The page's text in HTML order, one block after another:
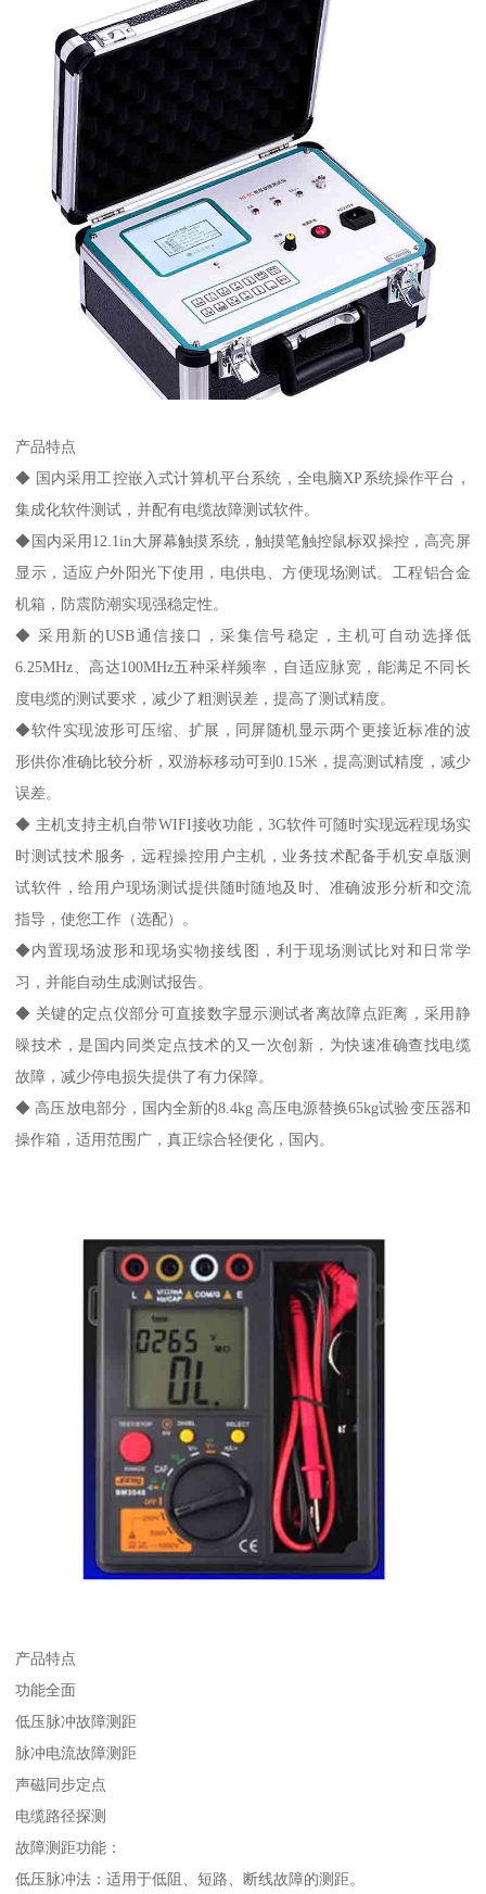
产品特点
◆ 国内采用工控嵌入式计算机平台系统，全电脑XP系统操作平台，
集成化软件测试，并配有电缆故障测试软件。
◆国内采用12.1in大屏幕触摸系统，触摸笔触控鼠标双操控，高亮屏
显示，适应户外阳光下使用，电供电、方便现场测试。工程铝合金
机箱，防震防潮实现强稳定性。
◆ 采用新的USB通信接口，采集信号稳定，主机可自动选择低
6.25MHz、高达100MHz五种采样频率，自适应脉宽，能满足不同长
度电缆的测试要求，减少了粗测误差，提高了测试精度。
◆软件实现波形可压缩、扩展，同屏随机显示两个更接近标准的波
形供你准确比较分析，双游标移动可到0.15米，提高测试精度，减少
误差。
◆ 主机支持主机自带WIFI接收功能，3G软件可随时实现远程现场实
时测试技术服务，远程操控用户主机，业务技术配备手机安卓版测
试软件，给用户现场测试提供随时随地及时、准确波形分析和交流
指导，使您工作（选配）。
◆内置现场波形和现场实物接线图，利于现场测试比对和日常学
习，并能自动生成测试报告。
◆ 关键的定点仪部分可直接数字显示测试者离故障点距离，采用静
噪技术，是国内同类定点技术的又一次创新，为快速准确查找电缆
故障，减少停电损失提供了有力保障。
◆ 高压放电部分，国内全新的8.4kg 高压电源替换65kg试验变压器和
操作箱，适用范围广，真正综合轻便化，国内。
产品特点
功能全面
低压脉冲故障测距
脉冲电流故障测距
声磁同步定点
电缆路径探测
故障测距功能：
低压脉冲法：适用于低阻、短路、断线故障的测距。